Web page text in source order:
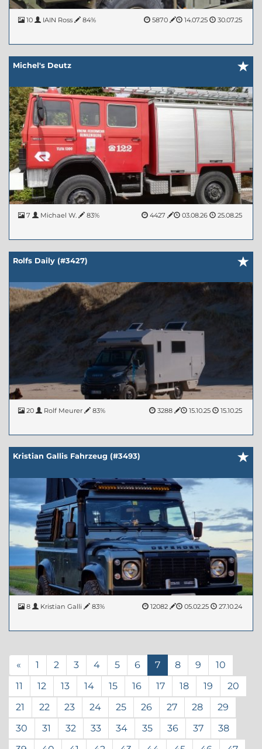
10 30.07.25
IAIN Ross 14.07.25
84% 5870
Michel's Deutz
7 25.08.25
Michael W. 03.08.26
83% 4427
Rolfs Daily (#3427)
20 15.10.25
Rolf Meurer 15.10.25
83% 3288
Kristian Gallis Fahrzeug (#3493)
8 27.10.24
Kristian Galli 05.02.25
83% 12082
« 1 2 3 4 5 6 7 8 9
10
11
12 13 14 15 16 17 18 19
20
21
22 23 24 25 26 27 28
29
30
31 32 33 34 35 36 37
38